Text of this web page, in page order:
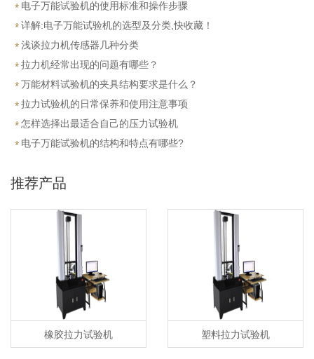
电子万能试验机的使用标准和操作步骤
详解:电子万能试验机的选型及分类,快收藏！
浅谈拉力机传感器几种分类
拉力机经常出现的问题有哪些？
万能材料试验机的夹具结构要求是什么？
拉力试验机的日常保养和使用注意事项
怎样选择出最适合自己的压力试验机
电子万能试验机的结构和特点有哪些?
推荐产品
橡胶拉力试验机 塑料拉力试验机